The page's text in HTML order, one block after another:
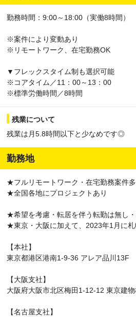
勤務時間：9:00～18:00（実働8時間）
※案件により変動あり
※リモートワーク、在宅勤務OK
▼フレックスタイム制も選択可能
※コアタイム／11：00～13：00
※標準労働時間／8時間
残業について
残業は月5.8時間以下と少なめです◎
勤務地
★フルリモートワーク・在宅勤務案件
★全国各地にプロジェクトあり
★希望を考慮・転居を伴う転勤は無し
★東京・大阪に加えて、2023年1月に札
【本社】
東京都港区港南1-9-36 アレア品川13F
【大阪支社】
大阪府大阪市北区梅田1-12-12 東京建
【名古屋支社】